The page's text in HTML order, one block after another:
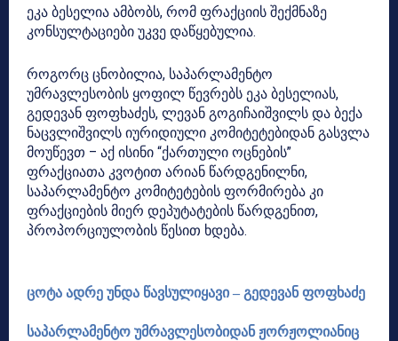
ეკა ბესელია ამბობს, რომ ფრაქციის შექმნაზე
კონსულტაციები უკვე დაწყებულია.
როგორც ცნობილია, საპარლამენტო
უმრავლესობის ყოფილ წევრებს ეკა ბესელიას,
გედევან ფოფხაძეს, ლევან გოგიჩაიშვილს და ბექა
ნაცვლიშვილს იურიდიული კომიტეტებიდან გასვლა
მოუწევთ – აქ ისინი “ქართული ოცნების”
ფრაქციათა კვოტით არიან წარდგენილნი,
საპარლამენტო კომიტეტების ფორმირება კი
ფრაქციების მიერ დეპუტატების წარდგენით,
პროპორციულობის წესით ხდება.
ცოტა ადრე უნდა წავსულიყავი – გედევან ფოფხაძე
საპარლამენტო უმრავლესობიდან ჟორჟოლიანიც